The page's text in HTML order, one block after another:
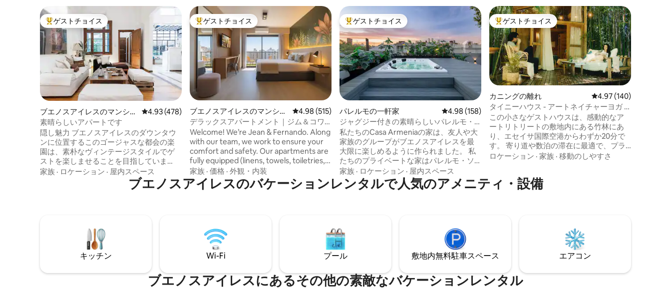
大好評のゲストチョイスです。
ゲストチョイス
ブエノスアイレスのマンショ
ン・アパート
レビュー478件、5つ星中4.93つ星の平均評価
4.93 (478)
素晴らしいアパートです
隠し魅力 ブエノスアイレスのダウンタウ
ンに位置するこのゴージャスな都会の楽
園は、素朴なヴィンテージスタイルでゲ
ストを楽しませることを目指していま
す。 ユニークなリビングルームは、快適
さとリラクゼーションを楽しむのに最適
な場所です。 ソファと個別のローソファ
あります。 中庭につながる広いキッチン
では、素晴らしいおもてなしが見られま
す。（キッチン、ダイニングルーム、バ
スルーム、トイレ、イタリアンマーブル
主寝室には、大きな書斎があります。 2つ
目の寝室にもクイーンサイズのベッドが
家族 · ロケーション · 屋内スペース
大好評のゲストチョイスです。
ゲストチョイス
ブエノスアイレスのマンショ
ン・アパート
レビュー515件、5つ星中4.98つ星の平均評価
4.98 (515)
デラックスアパートメント｜ジム＆コワ
ーキング｜ブエノスアイレス中心部のオ
ベリスコ
Welcome! We’re Jean & Fernando. Along
with our team, we work to ensure your
comfort and safety. Our apartments are
fully equipped (linens, towels, toiletries,
etc). We have prime locations in Palermo,
Recoleta, Puerto Madero, and near the
Obelisk. Check-in starts at 1 PM and
arrivals or late departures. Read on to
learn more about this property and the
area. We’re happy to help!
家族 · 価格 · 外観・内装
大好評のゲストチョイスです。
ゲストチョイス
パレルモの一軒家 レビュー158件、5つ星中4.98つ星の平均評価
4.98 (158)
ジャグジー付きの素晴らしいパレルモ・
ソーホーの傑作！
私たちのCasa Armeniaの家は、友人や大
家族のグループがブエノスアイレスを最
大限に楽しめるように作られました。 私
たちのプライベートな家はパレルモ・ソ
ーホーの中心部にあり、すぐそばに最高
のカフェ、レストラン、ショップ、バー
があります。 片方の方向にはプラザ・セ
ャグジー、サンデッキ、バーベキュー、
屋外ダイニングを楽しみ、リラックスで
きる、3000平方フィートの広さのプライ
ベートテラスをお楽しみください。
家族 · ロケーション · 屋内スペース
大好評のゲストチョイスです。
ゲストチョイス
カニングの離れ レビュー140件、5つ
4.97 (140)
タイニーハウス - アートネイチャーヨガ -
エゼ空港から20分
この小さなゲストハウスは、感動的なア
ートリトリートの敷地内にある竹林にあ
り、エセイサ国際空港からわずか20分で
す。 寄り道や数泊の滞在に最適で、プラ
イバシー、Wi-Fi、快適なベッド、ガーデ
ー、音楽室、ヨガ/ダンススタジオを楽し
む時間を予約できます。 オプション（空
は、エセイサ空港送迎を無料でご利用い
ロケーション · 家族 · 移動のしやすさ
ブエノスアイレスのバケーションレンタルで人気のアメニティ・設備
キッチン Wi-Fi プール 敷地内無料駐⁠車ス⁠ペ⁠ー⁠ス エアコン
ブエノスアイレスにあるその他の素敵なバケーションレンタル